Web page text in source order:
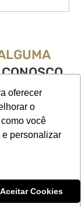
oferecer
o
você
e personalizar
Aceitar Cookies
3, loja 207 e 208
- DF